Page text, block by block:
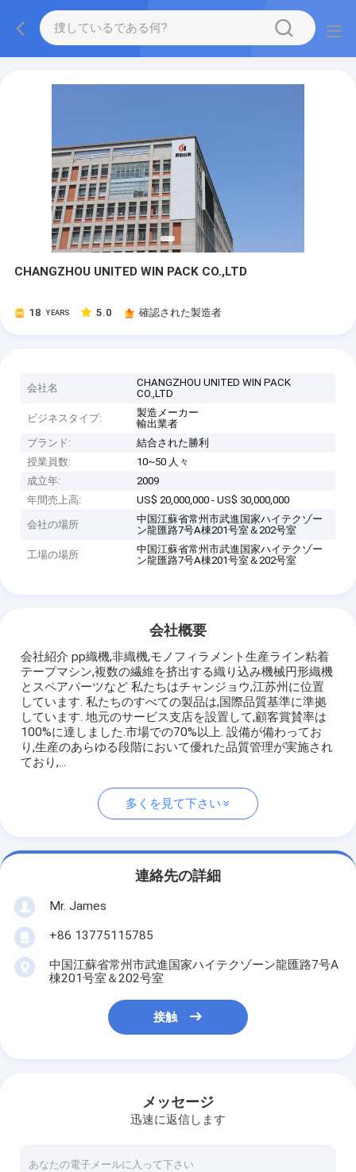
CHANGZHOU UNITED WIN PACK CO.,LTD
18 YEARS 5.0 確認された製造者
会社名
CHANGZHOU UNITED WIN PACK
CO.,LTD
ビジネスタイプ:
製造メーカー
輸出業者
ブランド:
結合された勝利
授業員数:
10~50 人々
成立年:
2009
年間売上高:
US$ 20,000,000 - US$ 30,000,000
会社の場所
中国江蘇省常州市武進国家ハイテクゾー
ン龍匯路7号A棟201号室＆202号室
工場の場所
中国江蘇省常州市武進国家ハイテクゾー
ン龍匯路7号A棟201号室＆202号室
会社概要
会社紹介 pp織機,非織機,モノフィラメント生産ライン粘着
テープマシン,複数の繊維を挤出する織り込み機械円形織機
とスペアパーツなど 私たちはチャンジョウ,江苏州に位置
しています. 私たちのすべての製品は,国際品質基準に準拠
しています. 地元のサービス支店を設置して,顧客賞賛率は
100%に達しました.市場での70%以上. 設備が備わってお
り,生産のあらゆる段階において優れた品質管理が実施され
ており,...
多くを見て下さい
連絡先の詳細
Mr. James
+86 13775115785
中国江蘇省常州市武進国家ハイテクゾーン龍匯路7号A
棟201号室＆202号室
接触
メッセージ
迅速に返信します